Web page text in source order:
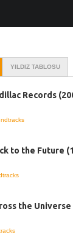
YILDIZ TABLOSU
Records
to the Future
the Universe